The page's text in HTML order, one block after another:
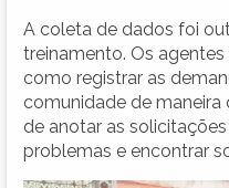
A coleta de dados foi
treinamento. Os
como registrar as
comunidade de maneira
de anotar as
problemas e encontrar